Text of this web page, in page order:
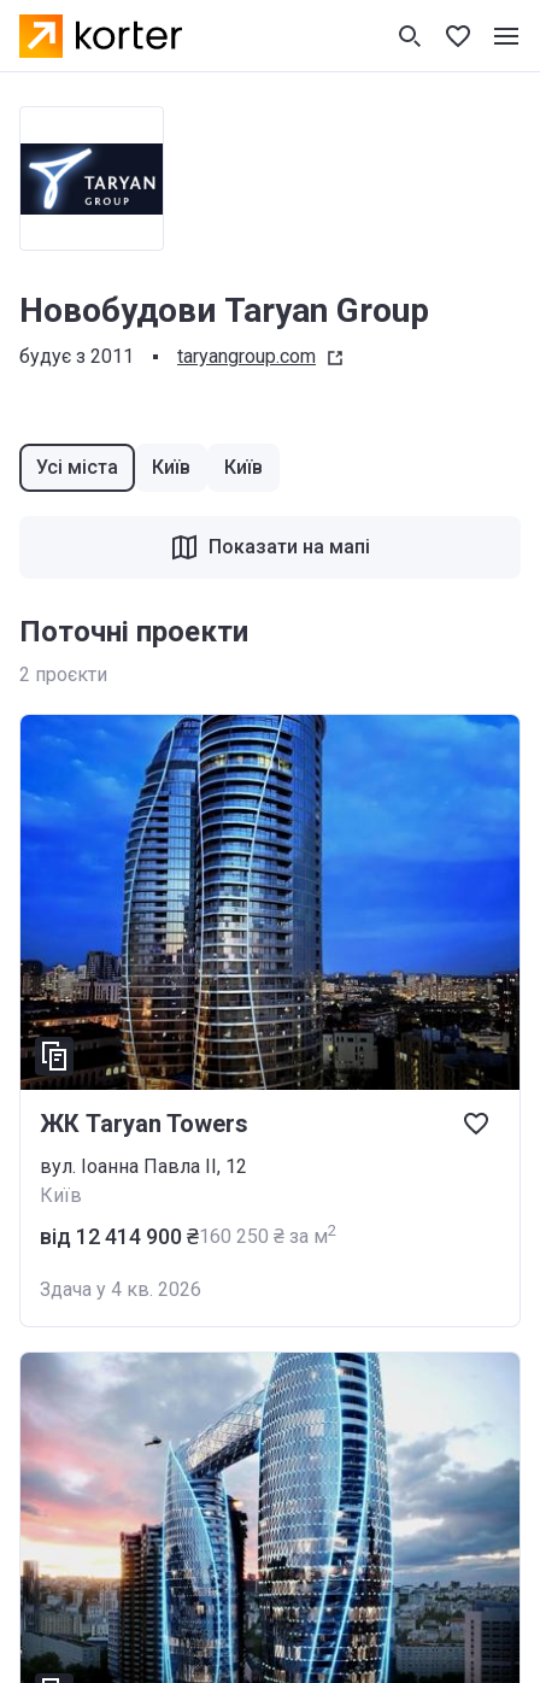
Новобудови Taryan Group
будує з 2011 taryangroup.com
Усі міста Київ Київ
Поточні проекти
2 проєкти
Показати на мапі
ЖК Taryan Towers
вул. Іоанна Павла ІІ, 12
Київ
від ‍12 414 900 ₴‍160 250 ₴ за м2
Здача у 4 кв. 2026